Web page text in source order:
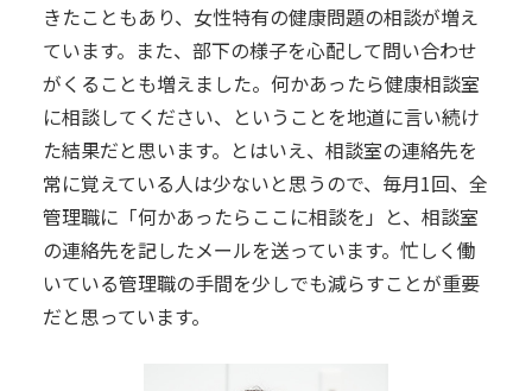
きたこともあり、女性特有の健康問題の相談が増え
ています。また、部下の様子を心配して問い合わせ
がくることも増えました。何かあったら健康相談室
に相談してください、ということを地道に言い続け
た結果だと思います。とはいえ、相談室の連絡先を
常に覚えている人は少ないと思うので、毎月1回、全
管理職に「何かあったらここに相談を」と、相談室
の連絡先を記したメールを送っています。忙しく働
いている管理職の手間を少しでも減らすことが重要
だと思っています。